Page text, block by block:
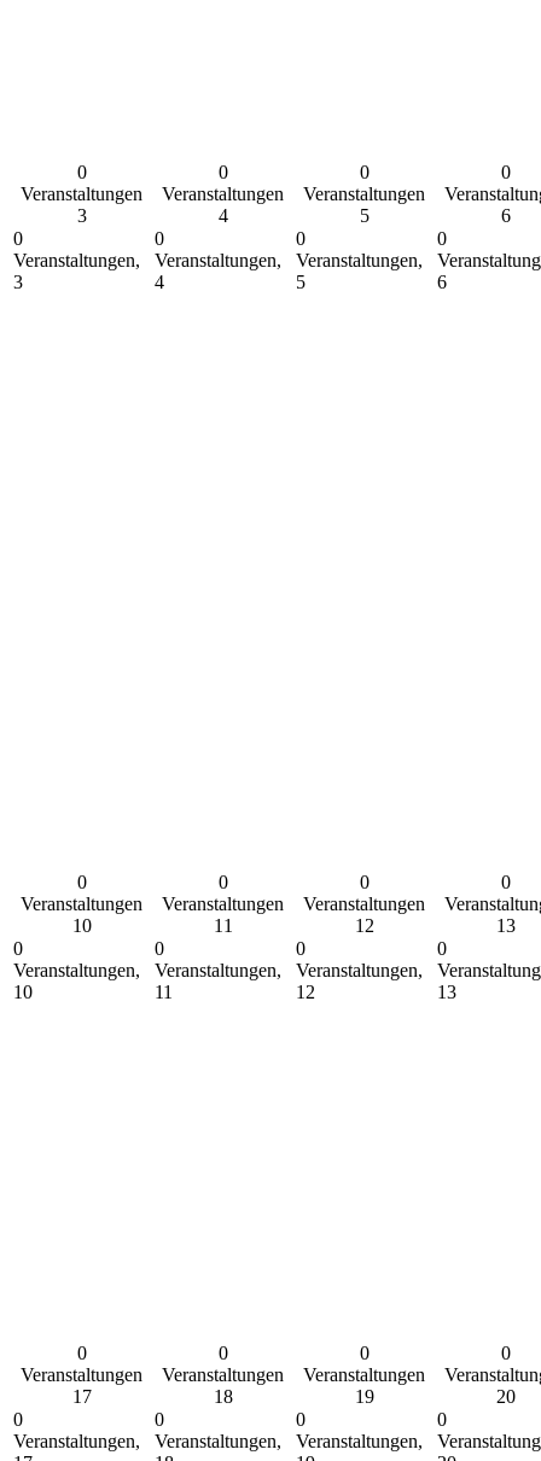
0
Veranstaltungen
3
0
Veranstaltungen,
3
0
Veranstaltungen
4
0
Veranstaltungen,
4
0
Veranstaltungen
5
0
Veranstaltungen,
5
0
6
0
6
0
Veranstaltungen
10
0
Veranstaltungen,
10
0
Veranstaltungen
11
0
Veranstaltungen,
11
0
Veranstaltungen
12
0
Veranstaltungen,
12
0
13
0
13
0
Veranstaltungen
17
0
Veranstaltungen,
0
Veranstaltungen
18
0
Veranstaltungen,
0
Veranstaltungen
19
0
Veranstaltungen,
0
20
0